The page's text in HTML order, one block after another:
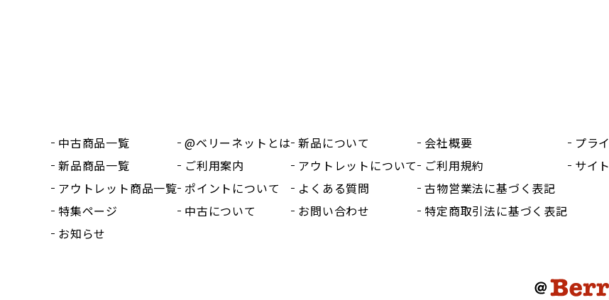
中古商品一覧
新品商品一覧
アウトレット商品一覧
特集ページ
お知らせ
@ベリーネットとは
ご利用案内
ポイントについて
中古について
新品について
アウトレットについて
よくある質問
お問い合わせ
会社概要
ご利用規約
古物営業法に基づく表記
特定商取引法に基づく表記
プラ
サイ